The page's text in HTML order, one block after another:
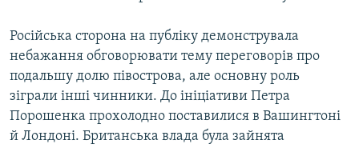
Російська сторона на публіку демонструвала
небажання обговорювати тему переговорів про
подальшу долю півострова, але основну роль
зіграли інші чинники. До ініціативи Петра
Порошенка прохолодно поставилися в Вашингтоні
й Лондоні. Британська влада була зайнята